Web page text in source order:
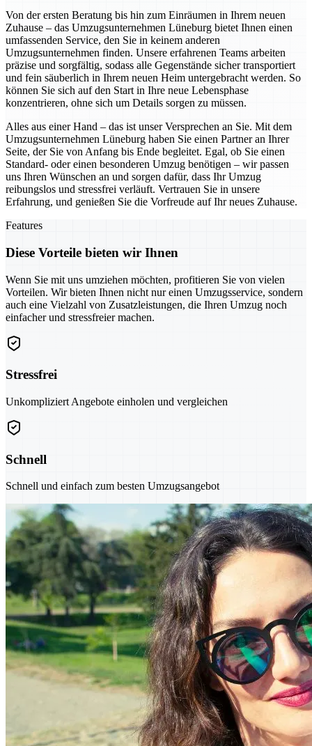
Von der ersten Beratung bis hin zum Einräumen in Ihrem neuen
Zuhause – das Umzugsunternehmen Lüneburg bietet Ihnen einen
umfassenden Service, den Sie in keinem anderen
Umzugsunternehmen finden. Unsere erfahrenen Teams arbeiten
präzise und sorgfältig, sodass alle Gegenstände sicher transportiert
und fein säuberlich in Ihrem neuen Heim untergebracht werden. So
können Sie sich auf den Start in Ihre neue Lebensphase
konzentrieren, ohne sich um Details sorgen zu müssen.
Alles aus einer Hand – das ist unser Versprechen an Sie. Mit dem
Umzugsunternehmen Lüneburg haben Sie einen Partner an Ihrer
Seite, der Sie von Anfang bis Ende begleitet. Egal, ob Sie einen
Standard- oder einen besonderen Umzug benötigen – wir passen
uns Ihren Wünschen an und sorgen dafür, dass Ihr Umzug
reibungslos und stressfrei verläuft. Vertrauen Sie in unsere
Erfahrung, und genießen Sie die Vorfreude auf Ihr neues Zuhause.
Features
Diese Vorteile bieten wir Ihnen
Wenn Sie mit uns umziehen möchten, profitieren Sie von vielen
Vorteilen. Wir bieten Ihnen nicht nur einen Umzugsservice, sondern
auch eine Vielzahl von Zusatzleistungen, die Ihren Umzug noch
einfacher und stressfreier machen.
Stressfrei
Unkompliziert Angebote einholen und vergleichen
Schnell
Schnell und einfach zum besten Umzugsangebot